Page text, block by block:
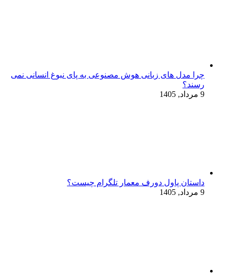
چرا مدل‌ های زبانی هوش مصنوعی به پای نبوغ انسانی نمی‌
رسند؟
9 مرداد, 1405
داستان پاول دورف معمار تلگرام چیست؟
9 مرداد, 1405